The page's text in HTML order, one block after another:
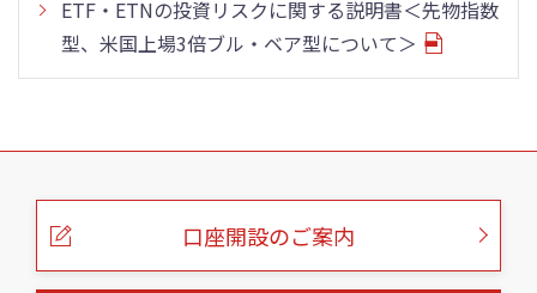
ETF・ETNの投資リスクに関する説明書＜先物指数
型、米国上場3倍ブル・ベア型について＞
こ
口座開設のご案内